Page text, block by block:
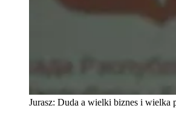
Jurasz: Duda a wielki biznes i wielka